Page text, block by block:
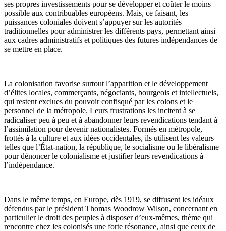
ses propres investissements pour se développer et coûter le moins
possible aux contribuables européens. Mais, ce faisant, les
puissances coloniales doivent s’appuyer sur les autorités
traditionnelles pour administrer les différents pays, permettant ainsi
aux cadres administratifs et politiques des futures indépendances de
se mettre en place.
La colonisation favorise surtout l’apparition et le développement
d’élites locales, commerçants, négociants, bourgeois et intellectuels,
qui restent exclues du pouvoir confisqué par les colons et le
personnel de la métropole. Leurs frustrations les incitent à se
radicaliser peu à peu et à abandonner leurs revendications tendant à
l’assimilation pour devenir nationalistes. Formés en métropole,
frottés à la culture et aux idées occidentales, ils utilisent les valeurs
telles que l’État-nation, la république, le socialisme ou le libéralisme
pour dénoncer le colonialisme et justifier leurs revendications à
l’indépendance.
Dans le même temps, en Europe, dès 1919, se diffusent les idéaux
défendus par le président Thomas Woodrow Wilson, concernant en
particulier le droit des peuples à disposer d’eux-mêmes, thème qui
rencontre chez les colonisés une forte résonance, ainsi que ceux de